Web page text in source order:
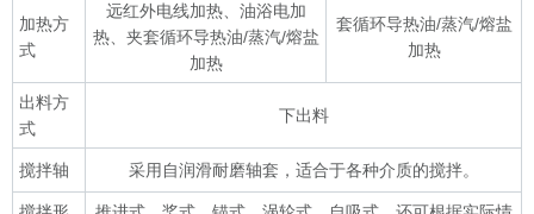
加热方
式
远红外电线加热、油浴电加
热、夹套循环导热油/蒸汽/熔盐
加热
套循环导热油/蒸汽/熔盐
加热
出料方
式
下出料
搅拌轴 采用自润滑耐磨轴套，适合于各种介质的搅拌。